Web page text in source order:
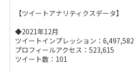
【ツイートアナリティクスデータ】
◆2021年12月
ツイートインプレッション：6,497,582
プロフィールアクセス：523,615
ツイート数：101